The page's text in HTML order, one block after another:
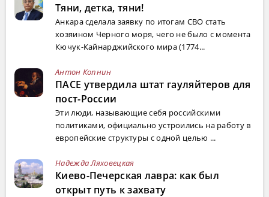
Тяни, детка, тяни!
Анкара сделала заявку по итогам СВО стать
хозяином Черного моря, чего не было с момента
Кючук-Кайнарджийского мира (1774...
Антон Копнин
ПАСЕ утвердила штат гауляйтеров для
пост-России
Эти люди, называющие себя российскими
политиками, официально устроились на работу в
европейские структуры с одной целью ...
Надежда Ляховецкая
Киево-Печерская лавра: как был
открыт путь к захвату